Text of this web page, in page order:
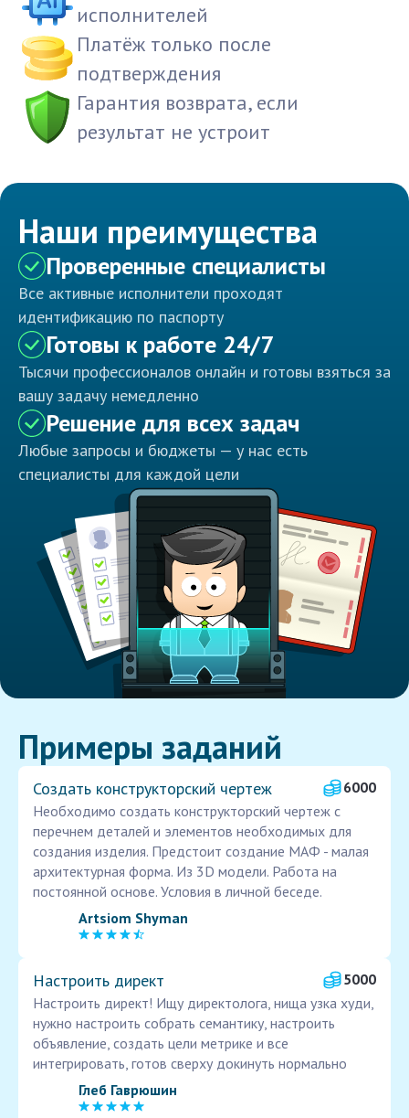
исполнителей
Платёж только после
подтверждения
Гарантия возврата, если
результат не устроит
Наши преимущества
Проверенные специалисты
Все активные исполнители проходят
идентификацию по паспорту
Готовы к работе 24/7
Тысячи профессионалов онлайн и готовы взяться за
вашу задачу немедленно
Решение для всех задач
Любые запросы и бюджеты — у нас есть
специалисты для каждой цели
Примеры заданий
Создать конструкторский чертеж
6000
Необходимо создать конструкторский чертеж с
перечнем деталей и элементов необходимых для
создания изделия. Предстоит создание МАФ - малая
архитектурная форма. Из 3D модели. Работа на
постоянной основе. Условия в личной беседе.
Artsiom Shyman
Настроить директ
5000
Настроить директ! Ищу директолога, нища узка худи,
нужно настроить собрать семантику, настроить
объявление, создать цели метрике и все
интегрировать, готов сверху докинуть нормально
Глеб Гаврюшин